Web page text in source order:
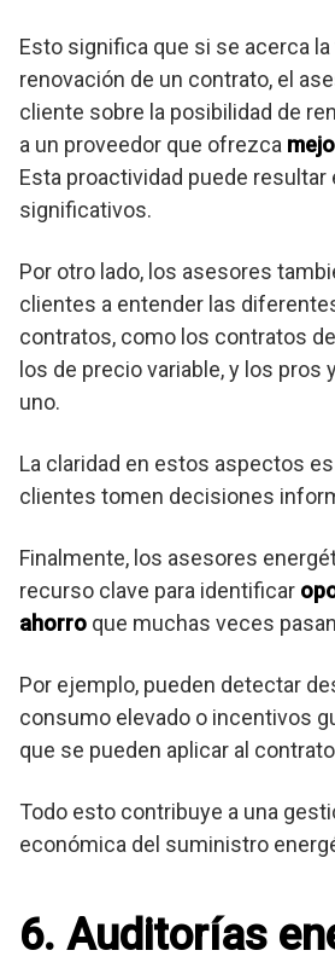
Esto significa que si se acerca
renovación de un contrato, el
cliente sobre la posibilidad de
a un proveedor que ofrezca
Esta proactividad puede resultar
significativos.
Por otro lado, los asesores
clientes a entender las
contratos, como los contratos
los de precio variable, y los pros
uno.
La claridad en estos aspectos
clientes tomen decisiones
Finalmente, los asesores
recurso clave para identificar
ahorro que muchas veces
Por ejemplo, pueden detectar
consumo elevado o incentivos
que se pueden aplicar al
Todo esto contribuye a una
económica del suministro
6. Auditorías